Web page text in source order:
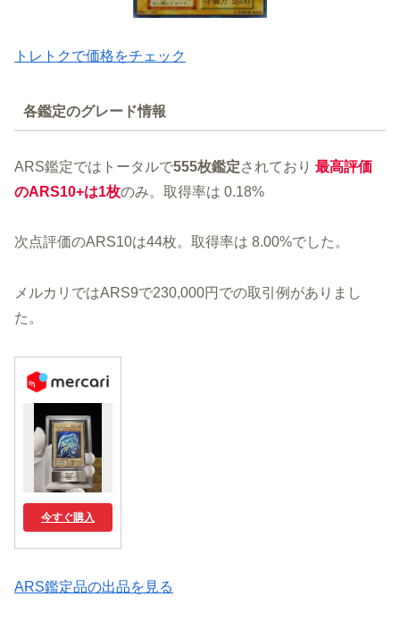
トレトクで価格をチェック
各鑑定のグレード情報
ARS鑑定ではトータルで555枚鑑定されており 最高評価
のARS10+は1枚のみ。取得率は 0.18%
次点評価のARS10は44枚。取得率は 8.00%でした。
メルカリではARS9で230,000円での取引例がありまし
た。
今すぐ購入
ARS鑑定品の出品を見る